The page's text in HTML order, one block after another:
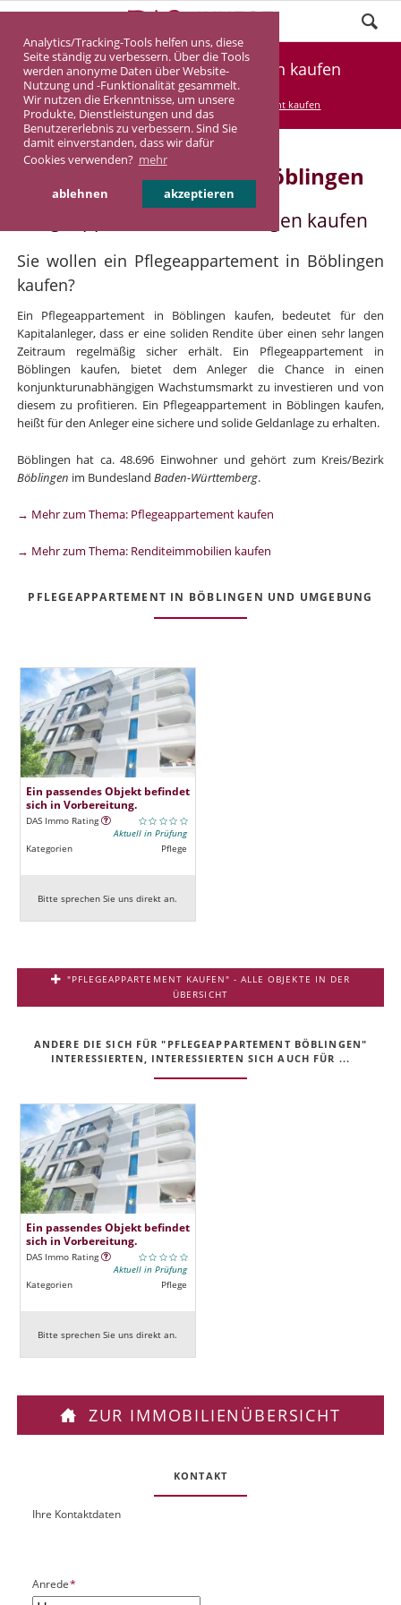
Analytics/Tracking-Tools helfen uns, diese
Seite ständig zu verbessern. Über die Tools
werden anonyme Daten über Website-
Nutzung und -Funktionalität gesammelt.
Wir nutzen die Erkenntnisse, um unsere
Produkte, Dienstleistungen und das
Benutzererlebnis zu verbessern. Sind Sie
damit einverstanden, dass wir dafür
Cookies verwenden? mehr
ablehnen akzeptieren
Pflegeappartement Böblingen kaufen
DASINVEST Service Pflegeappartement kaufen
Pflegeappartement in Böblingen
Pflegeappartement in Böblingen kaufen
Sie wollen ein Pflegeappartement in Böblingen
kaufen?
Ein Pflegeappartement in Böblingen kaufen, bedeutet für den
Kapitalanleger, dass er eine soliden Rendite über einen sehr langen
Zeitraum regelmäßig sicher erhält. Ein Pflegeappartement in
Böblingen kaufen, bietet dem Anleger die Chance in einen
konjunkturunabhängigen Wachstumsmarkt zu investieren und von
diesem zu profitieren. Ein Pflegeappartement in Böblingen kaufen,
heißt für den Anleger eine sichere und solide Geldanlage zu erhalten.
Böblingen hat ca. 48.696 Einwohner und gehört zum Kreis/Bezirk
Böblingen im Bundesland Baden-Württemberg.
→ Mehr zum Thema: Pflegeappartement kaufen
→ Mehr zum Thema: Renditeimmobilien kaufen
PFLEGEAPPARTEMENT IN BÖBLINGEN UND UMGEBUNG
Ein passendes Objekt befindet
sich in Vorbereitung.
DAS Immo Rating
Aktuell in Prüfung
Kategorien
Pflege
Bitte sprechen Sie uns direkt an.
"PFLEGEAPPARTEMENT KAUFEN" - ALLE OBJEKTE IN DER
ÜBERSICHT
ANDERE DIE SICH FÜR "PFLEGEAPPARTEMENT BÖBLINGEN"
INTERESSIERTEN, INTERESSIERTEN SICH AUCH FÜR ...
Ein passendes Objekt befindet
sich in Vorbereitung.
DAS Immo Rating
Aktuell in Prüfung
Kategorien
Pflege
Bitte sprechen Sie uns direkt an.
ZUR IMMOBILIENÜBERSICHT
KONTAKT
O
k
UIhre Kontaktdaten
P
f
Anrede*